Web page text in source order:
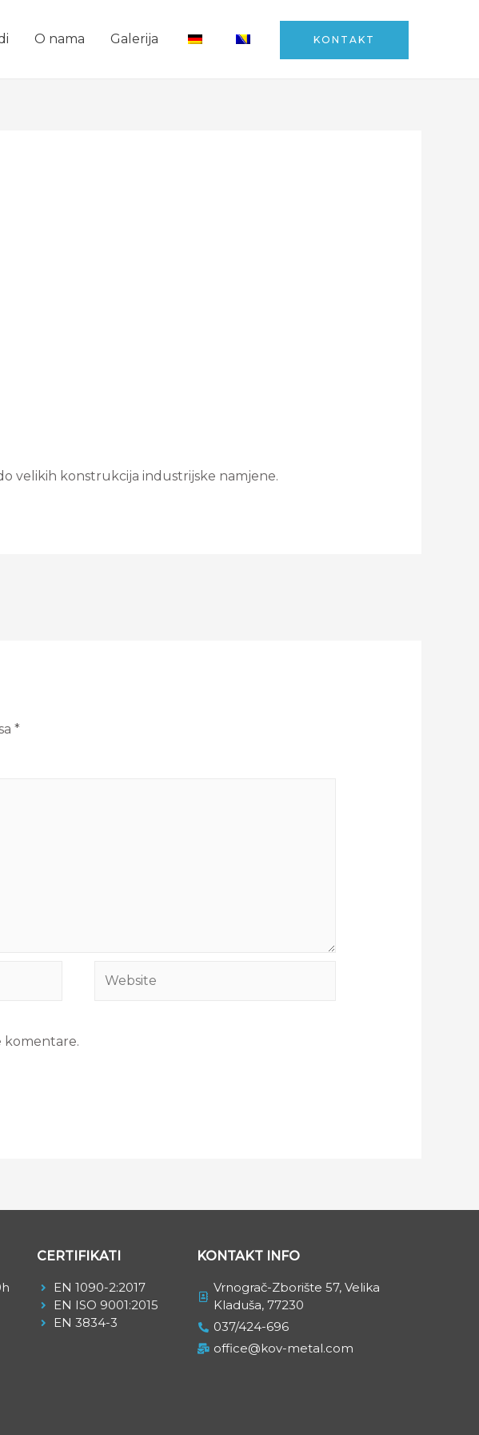
O nama Galerija KONTAKT
velikih konstrukcija industrijske namjene.
*
komentare.
CERTIFIKATI
EN 1090-2:2017
EN ISO 9001:2015
EN 3834-3
KONTAKT INFO
Vrnograč-Zborište 57, Velika
Kladuša, 77230
037/424-696
office@kov-metal.com